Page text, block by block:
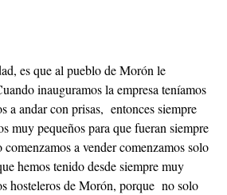
es que al pueblo de Morón le
inauguramos la empresa teníamos
a andar con prisas, entonces siempre
muy pequeños para que fueran siempre
a vender comenzamos solo
hemos tenido desde siempre muy
hosteleros de Morón, porque no solo